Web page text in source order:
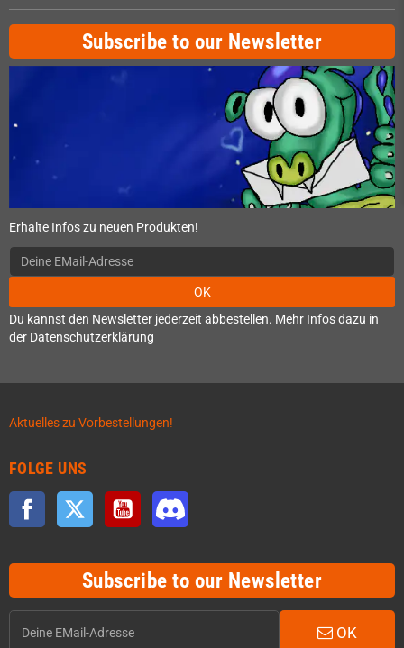
Subscribe to our Newsletter
Erhalte Infos zu neuen Produkten!
OK
Du kannst den Newsletter jederzeit abbestellen. Mehr Infos dazu in
der Datenschutzerklärung
Aktuelles zu Vorbestellungen!
FOLGE UNS
Facebook Twitter YouTube
Subscribe to our Newsletter
OK